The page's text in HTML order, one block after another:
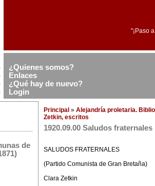
"¡Paso
¿Quienes somos?
Enlaces
¿Qué hay de nuevo?
Login
de
Principal » Alejandría proletaria.
Zetkin, escritos
1920.09.00 Saludos fraternales
SALUDOS FRATERNALES
(Partido Comunista de Gran Bretaña)
Clara Zetkin